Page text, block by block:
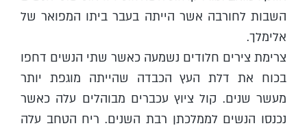
השבות לחורבה אשר הייתה בעבר ביתו המפואר של
אלימלך.
צרימת צירים חלודים נשמעה כאשר שתי הנשים דחפו
בכוח את דלת העץ הכבדה שהייתה מוגפת יותר
מעשר שנים. קול ציוץ עכברים מבוהלים עלה כאשר
נכנסו הנשים לממלכתן רבת השנים. ריח הטחב עלה